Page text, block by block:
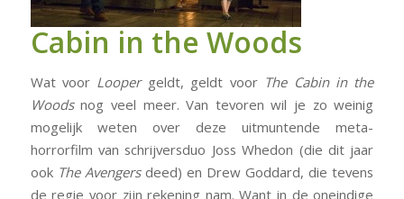
Cabin in the Woods
Wat voor Looper geldt, geldt voor The Cabin in the
Woodsnog veel meer. Van tevoren wil je zo weinig
mogelijk weten over deze uitmuntende meta-
horrorfilm van schrijversduo Joss Whedon (die dit jaar
ook The Avengers deed) en Drew Goddard, die tevens
de regie voor zijn rekening nam. Want in de oneindige